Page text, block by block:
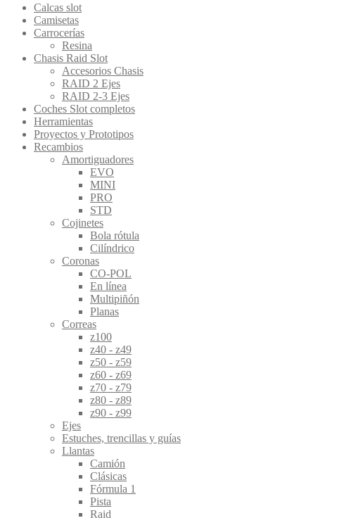
Calcas slot
Camisetas
Carrocerías
Resina
Chasis Raid Slot
Accesorios Chasis
RAID 2 Ejes
RAID 2-3 Ejes
Coches Slot completos
Herramientas
Proyectos y Prototipos
Recambios
Amortiguadores
EVO
MINI
PRO
STD
Cojinetes
Bola rótula
Cilíndrico
Coronas
CO-POL
En línea
Multipiñón
Planas
Correas
z100
z40 - z49
z50 - z59
z60 - z69
z70 - z79
z80 - z89
z90 - z99
Ejes
Estuches, trencillas y guías
Llantas
Camión
Clásicas
Fórmula 1
Pista
Raid